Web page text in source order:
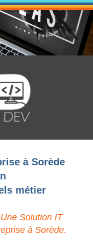
à Sorède
métier
Solution IT
à Sorède.